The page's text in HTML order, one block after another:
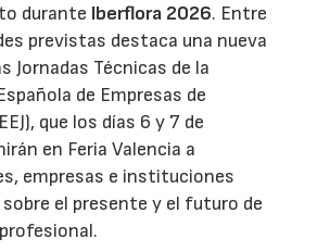
durante Iberflora 2026. Entre
previstas destaca una nueva
Jornadas Técnicas de la
de Empresas de
que los días 6 y 7 de
en Feria Valencia a
empresas e instituciones
el presente y el futuro de